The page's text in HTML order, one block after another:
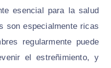
esencial para la salud
son especialmente ricas
regularmente puede
el estreñimiento, y